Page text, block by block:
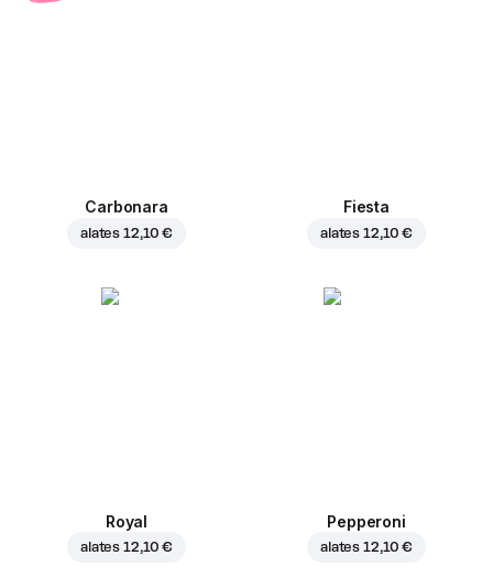
Carbonara
alates 12,10 €
Fiesta
alates 12,10 €
Royal
alates 12,10 €
Pepperoni
alates 12,10 €